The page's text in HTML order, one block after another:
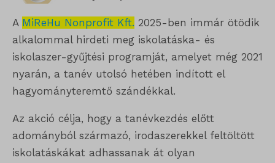
A MiReHu Nonprofit Kft. 2025-ben immár ötödik
alkalommal hirdeti meg iskolatáska- és
iskolaszer-gyűjtési programját, amelyet még 2021
nyarán, a tanév utolsó hetében indított el
hagyományteremtő szándékkal.
Az akció célja, hogy a tanévkezdés előtt
adományból származó, irodaszerekkel feltöltött
iskolatáskákat adhassanak át olyan